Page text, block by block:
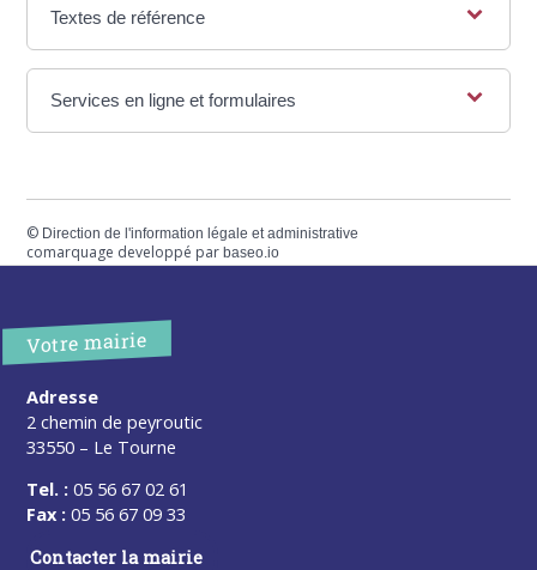
Textes de référence
Services en ligne et formulaires
© Direction de l'information légale et administrative
comarquage developpé parbaseo.io
Votre mairie
Adresse
2 chemin de peyroutic
33550 – Le Tourne
Tel. : 05 56 67 02 61
Fax : 05 56 67 09 33
Contacter la mairie